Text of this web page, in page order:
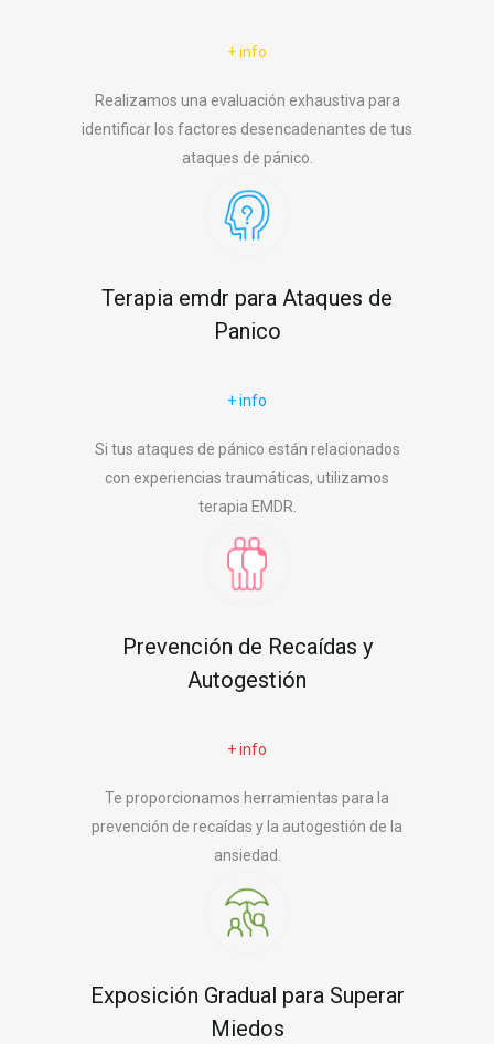
+ info
Realizamos una evaluación exhaustiva para
identificar los factores desencadenantes de tus
ataques de pánico.
Terapia emdr para Ataques de
Panico
+ info
Si tus ataques de pánico están relacionados
con experiencias traumáticas, utilizamos
terapia EMDR.
Prevención de Recaídas y
Autogestión
+ info
Te proporcionamos herramientas para la
prevención de recaídas y la autogestión de la
ansiedad.
Exposición Gradual para Superar
Miedos